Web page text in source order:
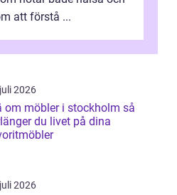
att förstå ...
2026
om möbler i stockholm så
du livet på dina
2026